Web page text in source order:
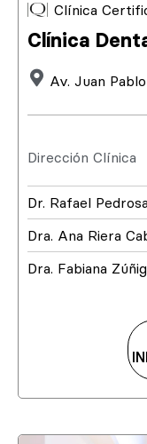
Clínica
Clínica
Av. Juan
Dirección Clínica
Dr. Rafael
Dra. Ana Riera
Dra. Fabiana